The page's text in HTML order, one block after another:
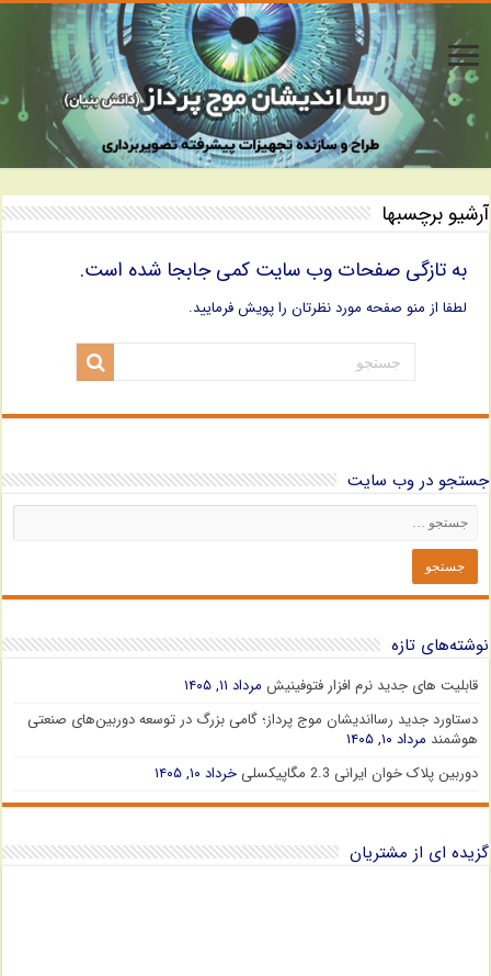
آرشیو برچسبها
به تازگی صفحات وب سایت کمی جابجا شده است.
لطفا از منو صفحه مورد نظرتان را پویش فرمایید.
جستجو در وب سایت
نوشته‌های تازه
قابلیت های جدید نرم افزار فتوفینیش مرداد ۱۱, ۱۴۰۵
دستاورد جدید رسااندیشان موج پرداز؛ گامی بزرگ در توسعه دوربین‌های صنعتی
هوشمند مرداد ۱۰, ۱۴۰۵
دوربین پلاک خوان ایرانی 2.3 مگاپیکسلی
خرداد ۱۰, ۱۴۰۵
گزیده ای از مشتریان